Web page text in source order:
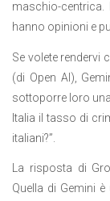
maschio-
hanno opinioni e
Se volete rendervi
(di Open AI),
sottoporre loro
Italia il tasso di
italiani?”.
La risposta di
Quella di Gemini